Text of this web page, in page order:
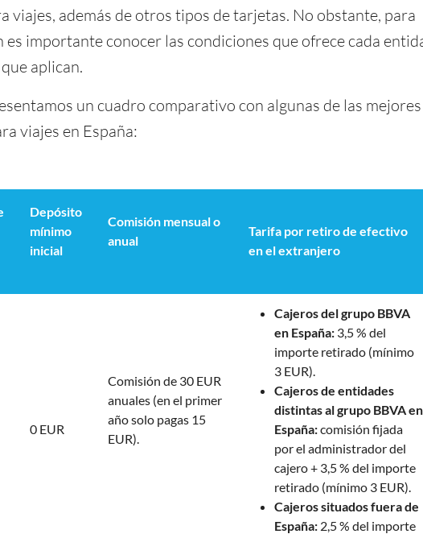
viajes, además de otros tipos de tarjetas. No obstante, para
es importante conocer las condiciones que ofrece cada
aplican.
un cuadro comparativo con algunas de las mejores
viajes en España:
Depósito
mínimo
inicial
Comisión mensual o
anual
Tarifa por retiro de efectivo
en el extranjero
0 EUR
Comisión de 30 EUR
anuales (en el primer
año solo pagas 15
EUR).
Cajeros del grupo BBVA
en España: 3,5 % del
importe retirado (mínimo
3 EUR).
Cajeros de entidades
distintas al grupo BBVA en
España:comisión fijada
por el administrador del
cajero + 3,5 % del importe
retirado (mínimo 3 EUR).
Cajeros situados fuera de
España: 2,5 % del importe